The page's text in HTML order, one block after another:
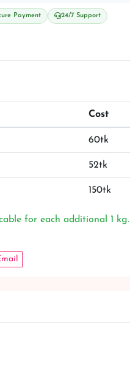
Payment 24/7 Support
Cost
60tk
52tk
150tk
for each additional 1 kg.